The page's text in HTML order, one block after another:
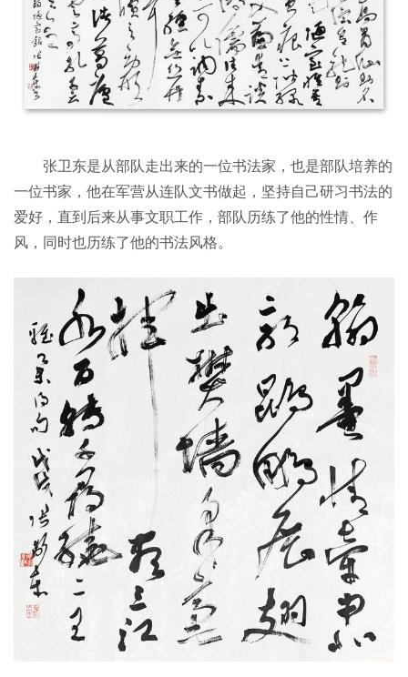
张卫东是从部队走出来的一位书法家，也是部队培养的
一位书家，他在军营从连队文书做起，坚持自己研习书法的
爱好，直到后来从事文职工作，部队历练了他的性情、作
风，同时也历练了他的书法风格。